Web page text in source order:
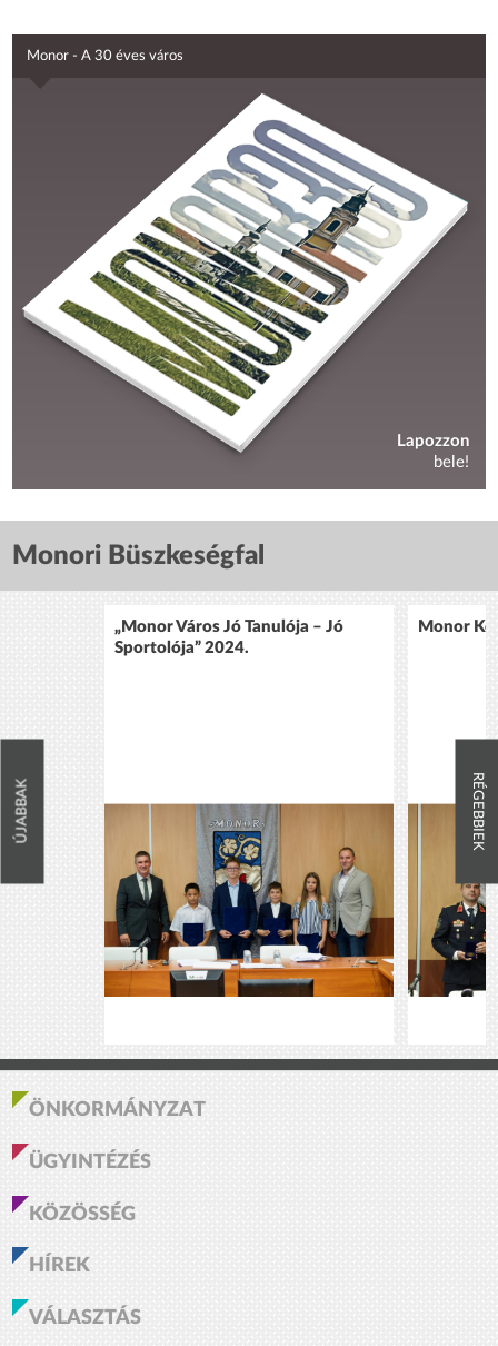
Monor - A 30 éves város
Lapozzon
bele!
Monori Büszkeségfal
ÚJABBAK
„Monor Város Jó Tanulója – Jó
Sportolója” 2024.
Monor
RÉGEBBIEK
ÖNKORMÁNYZAT
ÜGYINTÉZÉS
KÖZÖSSÉG
HÍREK
VÁLASZTÁS